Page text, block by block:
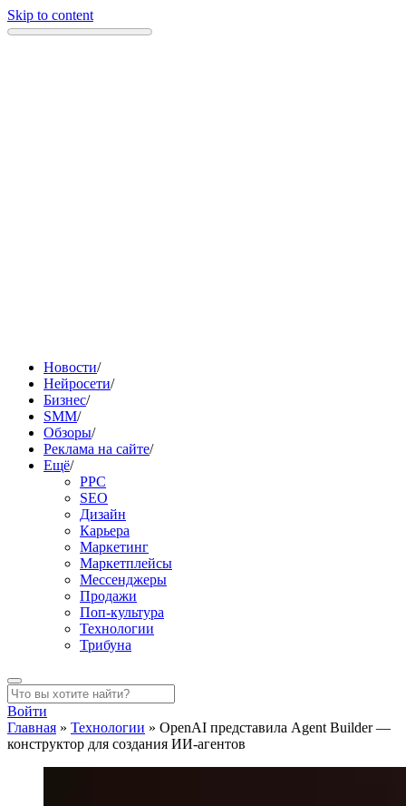
Skip to content
Новости/
Нейросети/
Бизнес/
SMM/
Обзоры/
Реклама на сайте/
Ещё/
PPC
SEO
Дизайн
Карьера
Маркетинг
Маркетплейсы
Мессенджеры
Продажи
Поп-культура
Технологии
Трибуна
Войти
Главная » Технологии » OpenAI представила Agent Builder —
конструктор для создания ИИ-агентов